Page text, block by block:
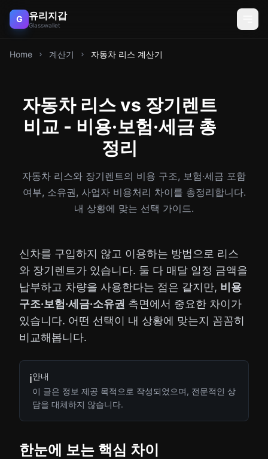
G 유리지갑
Glasswallet
Home 계산기 자동차 리스 계산기
자동차 리스 vs 장기렌트
비교 - 비용·보험·세금 총
정리
자동차 리스와 장기렌트의 비용 구조, 보험·세금 포함
여부, 소유권, 사업자 비용처리 차이를 총정리합니다.
내 상황에 맞는 선택 가이드.
신차를 구입하지 않고 이용하는 방법으로 리스
와 장기렌트가 있습니다. 둘 다 매달 일정 금액을
납부하고 차량을 사용한다는 점은 같지만, 비용
구조·보험·세금·소유권 측면에서 중요한 차이가
있습니다. 어떤 선택이 내 상황에 맞는지 꼼꼼히
비교해봅니다.
ℹ️안내
이 글은 정보 제공 목적으로 작성되었으며, 전문적인 상
담을 대체하지 않습니다.
한눈에 보는 핵심 차이